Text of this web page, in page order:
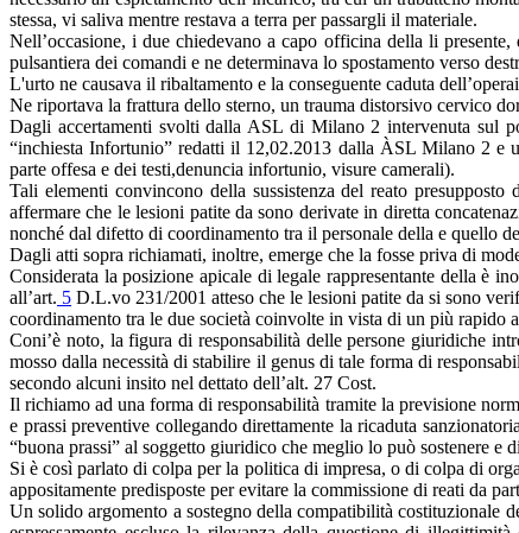
stessa, vi saliva mentre restava a terra per passargli il materiale.
Nell’occasione, i due chiedevano a capo officina della li
pulsantiera dei comandi e ne determinava lo spostamento verso
L'urto ne causava il ribaltamento e la conseguente caduta
Ne riportava la frattura dello sterno, un trauma distorsivo cervico
Dagli accertamenti svolti dalla ASL di Milano 2 intervenuta sul
“inchiesta Infortunio” redatti il 12,02.2013 dalla ÀSL Milano 2 e
parte offesa e dei testi,denuncia infortunio, visure camerali).
Tali elementi convincono della sussistenza del reato
affermare che le lesioni patite da sono derivate in diretta
nonché dal difetto di coordinamento tra il personale della e quello
Dagli atti sopra richiamati, inoltre, emerge che la fosse priva di
Considerata la posizione apicale di legale rappresentante della è
all’art. 5 D.L.vo 231/2001 atteso che le lesioni patite da si sono
coordinamento tra le due società coinvolte in vista di un più rapido
Coni’è noto, la figura di responsabilità delle persone giuridiche
mosso dalla necessità di stabilire il genus di tale forma di
secondo alcuni insito nel dettato dell’alt. 27 Cost.
Il richiamo ad una forma di responsabilità tramite la previsione
e prassi preventive collegando direttamente la ricaduta
“buona prassi” al soggetto giuridico che meglio lo può sostenere
Si è così parlato di colpa per la politica di impresa, o di colpa di
appositamente predisposte per evitare la commissione di reati da
Un solido argomento a sostegno della compatibilità costituzionale